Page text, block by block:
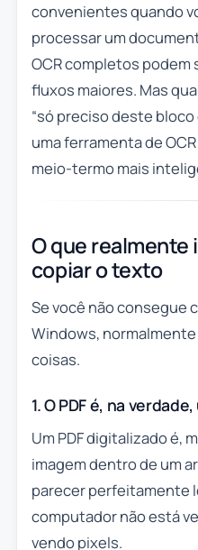
convenientes quando
processar um
OCR completos podem
fluxos maiores. Mas
“só preciso deste
uma ferramenta de
meio-termo mais
O que realmente
copiar o texto
Se você não consegue
Windows,
coisas.
1. O PDF é, na
Um PDF digitalizado é,
imagem dentro de um
parecer perfeitamente
computador não está
vendo pixels.